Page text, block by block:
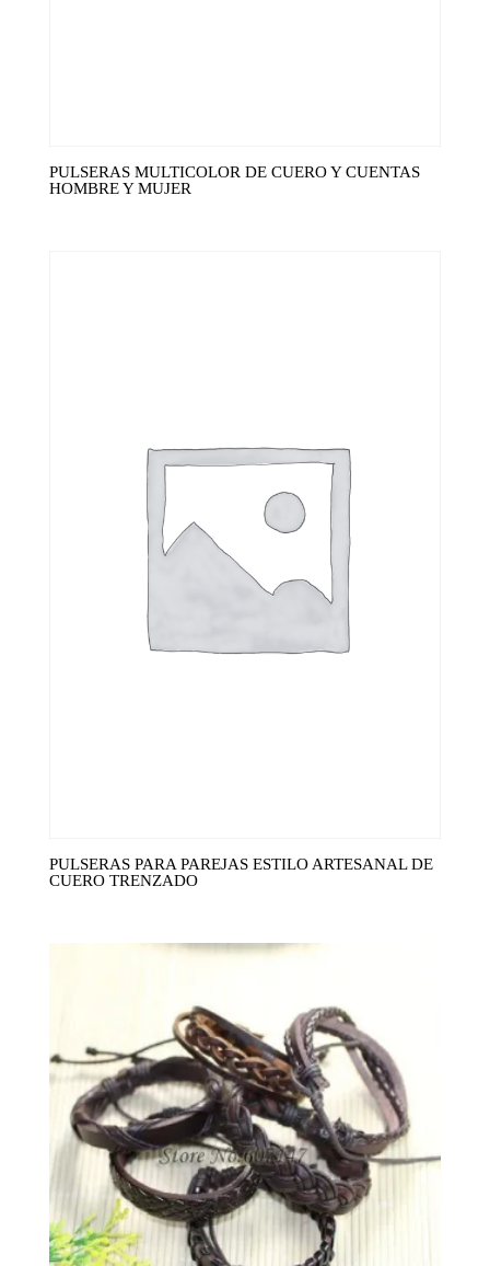
PULSERAS MULTICOLOR DE CUERO Y CUENTAS
HOMBRE Y MUJER
PULSERAS PARA PAREJAS ESTILO ARTESANAL DE
CUERO TRENZADO